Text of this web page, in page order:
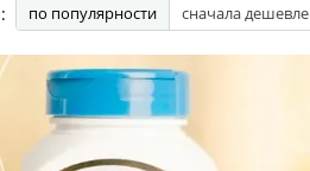
по популярности сначала дешевле